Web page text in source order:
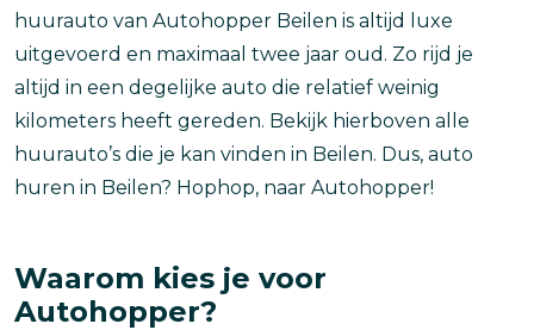
huurauto van Autohopper Beilen is altijd luxe
uitgevoerd en maximaal twee jaar oud. Zo rijd je
altijd in een degelijke auto die relatief weinig
kilometers heeft gereden. Bekijk hierboven alle
huurauto’s die je kan vinden in Beilen. Dus, auto
huren in Beilen? Hophop, naar Autohopper!
Waarom kies je voor
Autohopper?